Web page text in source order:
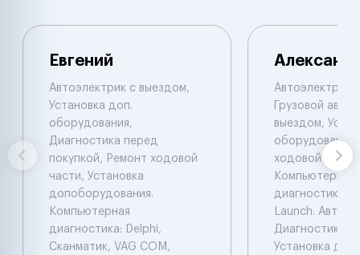
Евгений
Автоэлектрик с выездом,
Установка доп.
оборудования,
Диагностика перед
покупкой, Ремонт ходовой
части, Установка
допоборудования.
Компьютерная
диагностика: Delphi,
Сканматик, VAG COM,
Автоэлектрик
Грузовой
выездом,
ходовой части.
Компьютерная
диагностика:
Launch.
Диагностика.
Установка доп